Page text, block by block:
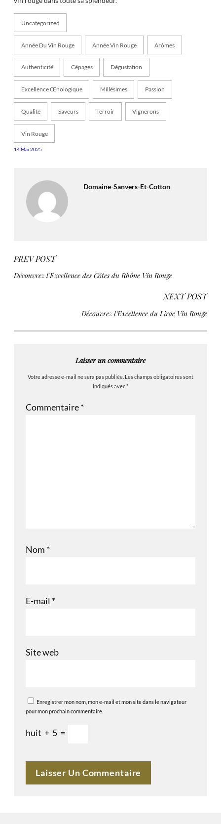
Uncategorized
Année Du Vin Rouge Année Vin Rouge Arômes
Authenticité Cépages Dégustation
Excellence Œnologique Millésimes Passion
Qualité Saveurs Terroir Vignerons
Vin Rouge
14 Mai 2025
Domaine-Sanvers-Et-Cotton
PREV POST
Découvrez l’Excellence des Côtes du Rhône Vin Rouge
NEXT POST
Découvrez l’Excellence du Lirac Vin Rouge
Laisser un commentaire
Votre adresse e-mail ne sera pas publiée. Les champs obligatoires sont
indiqués avec*
Commentaire*
Nom *
E-mail *
Site web
Enregistrer mon nom, mon e-mail et mon site dans le navigateur
pour mon prochain commentaire.
huit + 5 =